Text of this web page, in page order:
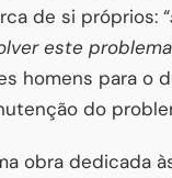
de si próprios: “
este problema
homens para o
do
obra dedicada